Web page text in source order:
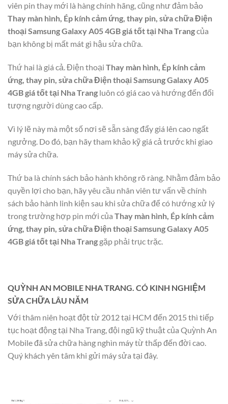
viên pin thay mới là hàng chính hãng, cũng như đảm bảo
Thay màn hình, Ép kính cảm ứng, thay pin, sửa chữa Điện
thoại Samsung Galaxy A05 4GB giá tốt tại Nha Trangcủa
bạn không bị mất mát gì hậu sửa chữa.
Thứ hai là giá cả. Điện thoại Thay màn hình, Ép kính cảm
ứng, thay pin, sửa chữa Điện thoại Samsung Galaxy A05
4GB giá tốt tại Nha Trang luôn có giá cao và hướng đến đối
tượng người dùng cao cấp.
Vì lý lẽ này mà một số nơi sẽ sẵn sàng đẩy giá lên cao ngất
ngưởng. Do đó, bạn hãy tham khảo kỹ giá cả trước khi giao
máy sửa chữa.
Thứ ba là chính sách bảo hành không rõ ràng. Nhằm đảm bảo
quyền lợi cho bạn, hãy yêu cầu nhân viên tư vấn về chính
sách bảo hành linh kiện sau khi sửa chữa để có hướng xử lý
trong trường hợp pin mới của Thay màn hình, Ép kính cảm
ứng, thay pin, sửa chữa Điện thoại Samsung Galaxy A05
4GB giá tốt tại Nha Trang gặp phải trục trặc.
QUỲNH AN MOBILE NHA TRANG. CÓ KINH NGHIỆM
SỬA CHỮA LÂU NĂM
Với thâm niên hoạt đột từ 2012 tại HCM đến 2015 thì tiếp
tục hoạt động tại Nha Trang, đội ngũ kỹ thuật của Quỳnh An
Mobile đã sửa chữa hàng nghìn máy từ thấp đến đời cao.
Quý khách yên tâm khi gửi máy sửa tại đây.